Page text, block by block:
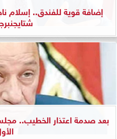
إضافة قوية للفندق.. إسلام
بعد صدمة اعتذار الخطيب..